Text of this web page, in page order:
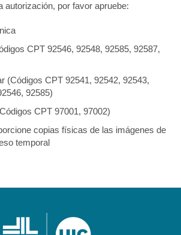
autorización, por favor apruebe:
CPT 92546, 92548, 92585, 92587,
(Códigos CPT 92541, 92542, 92543,
92585)
CPT 97001, 97002)
copias físicas de las imágenes de
temporal